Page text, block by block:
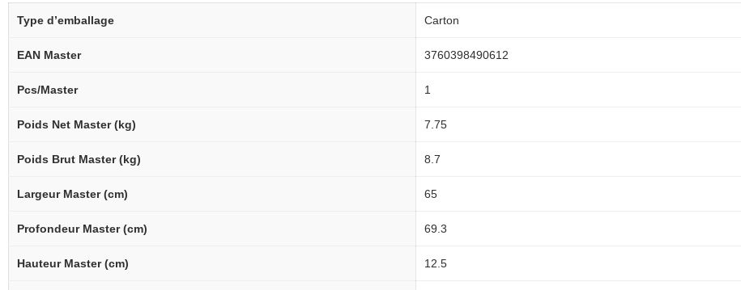
Type d’emballage Carton
EAN Master 3760398490612
Pcs/Master 1
Poids Net Master (kg) 7.75
Poids Brut Master (kg) 8.7
Largeur Master (cm) 65
Profondeur Master (cm) 69.3
Hauteur Master (cm) 12.5